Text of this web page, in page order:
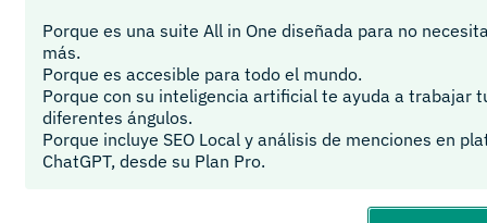
Porque es una suite All in One diseñada para no
más.
Porque es accesible para todo el mundo.
Porque con su inteligencia artificial te ayuda a trabajar
diferentes ángulos.
Porque incluye SEO Local y análisis de menciones en
ChatGPT, desde su Plan Pro.